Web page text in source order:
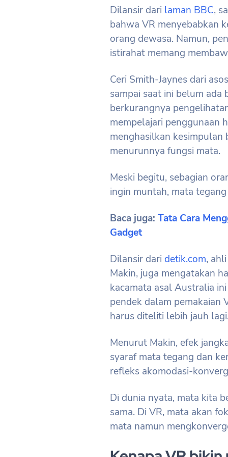
Dilansir dari laman BBC,
bahwa VR menyebabkan
orang dewasa. Namun,
istirahat memang
Ceri Smith-Jaynes dari
sampai saat ini belum
berkurangnya
mempelajari penggunaan
menghasilkan
menurunnya fungsi mata.
Meski begitu, sebagian
ingin muntah, mata
Baca juga: Tata Cara
Gadget
Dilansir dari detik.com,
Makin, juga mengatakan
kacamata asal Australia
pendek dalam pemakaian
harus diteliti lebih jauh
Menurut Makin, efek
syaraf mata tegang dan
refleks akomodasi-
Di dunia nyata, mata kita
sama. Di VR, mata akan
mata namun